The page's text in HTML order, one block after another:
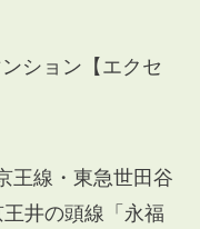
ション【エクセ
王線・東急世田谷
井の頭線「永福